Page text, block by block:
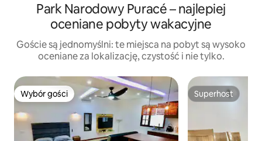
Park Narodowy Puracé – najlepiej
oceniane pobyty wakacyjne
Goście są jednomyślni: te miejsca na pobyt są wysoko
oceniane za lokalizację, czystość i nie tylko.
Wybór gości
Wybór gości Superhost
Superhost